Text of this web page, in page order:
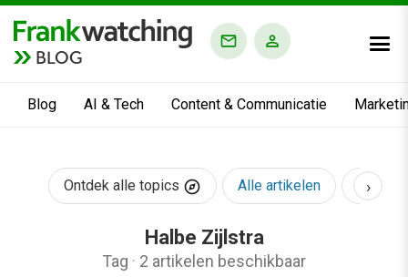
BLOG
Blog AI & Tech Content & Communicatie
Ontdek alle topics Alle artikelen AI &
›
Halbe Zijlstra
Tag · 2 artikelen beschikbaar